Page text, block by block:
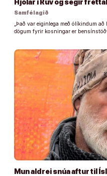
Hjólar í Rúv og segir
Samfélagið
„Það var eiginlega með ólíkindum
dögum fyrir kosningar er
Mun aldrei snúa aftur til